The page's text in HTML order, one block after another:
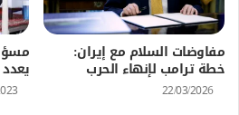
مفاوضات السلام مع إيران:
خطة ترامب لإنهاء الحرب
22/03/2026
يعدد